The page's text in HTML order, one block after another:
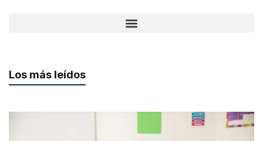
Los más leídos